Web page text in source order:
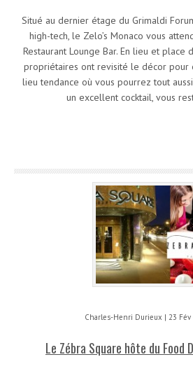
Situé au dernier étage du Grimaldi
high-tech, le Zelo’s Monaco vous
Restaurant Lounge Bar. En lieu et place
propriétaires ont revisité le décor pour
lieu tendance où vous pourrez tout
un excellent cocktail, vous
Charles-Henri Durieux | 23 Fév
Le Zébra Square hôte du Food